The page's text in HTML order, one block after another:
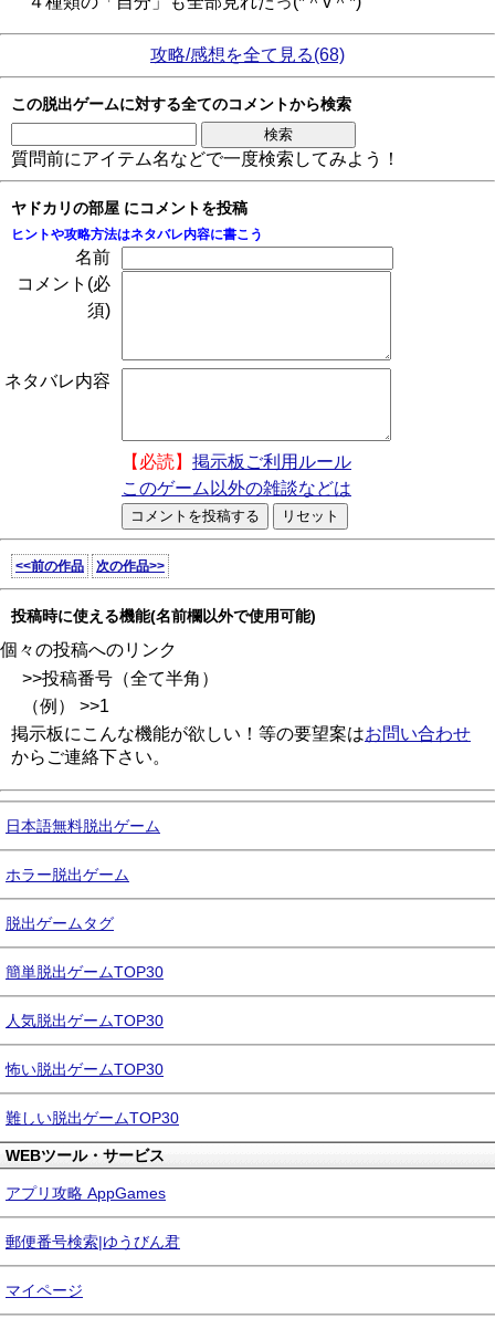
攻略/感想を全て見る(68)
この脱出ゲームに対する全てのコメントから検索
質問前にアイテム名などで一度検索してみよう！
ヤドカリの部屋 にコメントを投稿
ヒントや攻略方法はネタバレ内容に書こう
名前
コメント(必
須)
ネタバレ内容
【必読】 掲示板ご利用ルール
このゲーム以外の雑談などは
<<前の作品 次の作品>>
投稿時に使える機能(名前欄以外で使用可能)
個々の投稿へのリンク
>>投稿番号（全て半角）
（例） >>1
掲示板にこんな機能が欲しい！等の要望案はお問い合わせ
からご連絡下さい。
日本語無料脱出ゲーム
ホラー脱出ゲーム
脱出ゲームタグ
簡単脱出ゲームTOP30
人気脱出ゲームTOP30
怖い脱出ゲームTOP30
難しい脱出ゲームTOP30
WEBツール・サービス
アプリ攻略 AppGames
郵便番号検索|ゆうびん君
マイページ